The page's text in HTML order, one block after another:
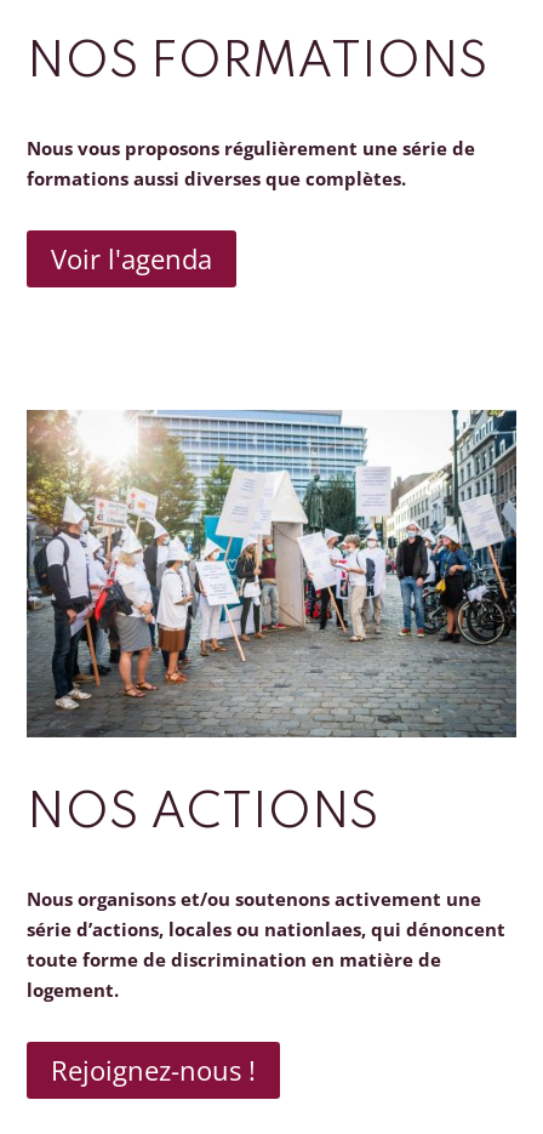
NOS FORMATIONS
Nous vous proposons régulièrement une série de
formations aussi diverses que complètes.
Voir l'agenda
NOS ACTIONS
Nous organisons et/ou soutenons activement une
série d’actions, locales ou nationlaes, qui dénoncent
toute forme de discrimination en matière de
logement.
Rejoignez-nous !